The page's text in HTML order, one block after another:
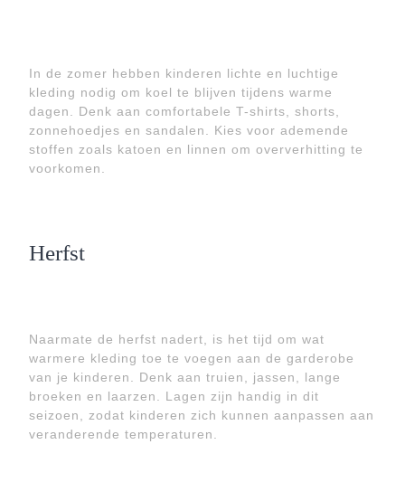
In de zomer hebben kinderen lichte en luchtige
kleding nodig om koel te blijven tijdens warme
dagen. Denk aan comfortabele T-shirts, shorts,
zonnehoedjes en sandalen. Kies voor ademende
stoffen zoals katoen en linnen om oververhitting te
voorkomen.
Herfst
Naarmate de herfst nadert, is het tijd om wat
warmere kleding toe te voegen aan de garderobe
van je kinderen. Denk aan truien, jassen, lange
broeken en laarzen. Lagen zijn handig in dit
seizoen, zodat kinderen zich kunnen aanpassen aan
veranderende temperaturen.